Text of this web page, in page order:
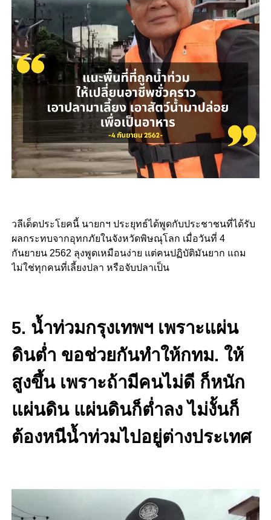
วลีเด็ดประโยคนี้ นายกฯ ประยุทธ์ได้พูดกับประชาชนที่ได้รับ
ผลกระทบจากอุทกภัยในจังหวัดพิษณุโลก เมื่อวันที่ 4
กันยายน 2562 ลุงพูดเหมือนง่าย แต่คนปฏิบัติมันยาก แถม
ไม่ใช่ทุกคนที่เลี้ยงปลา หรือจับปลาเป็น
5. น้ำท่วมกรุงเทพฯ เพราะแผ่น
ดินต่ำ ขอช่วยกันทำให้กทม. ให้
สูงขึ้น เพราะถ้ามีคนไม่ดี ก็หนัก
แผ่นดิน แผ่นดินก็ต่ำลง ไม่งั้นก็
ต้องหนีน้ำท่วมไปอยู่ต่างประเทศ